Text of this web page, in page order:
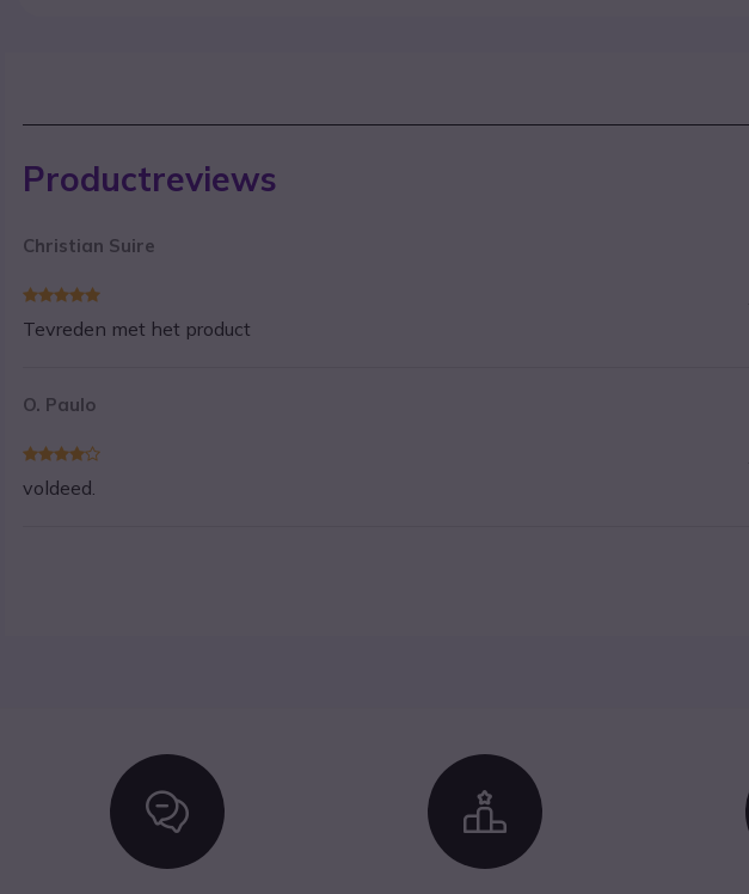
Productreviews
Christian Suire
Tevreden met het product
O. Paulo
voldeed.
Icon Icon